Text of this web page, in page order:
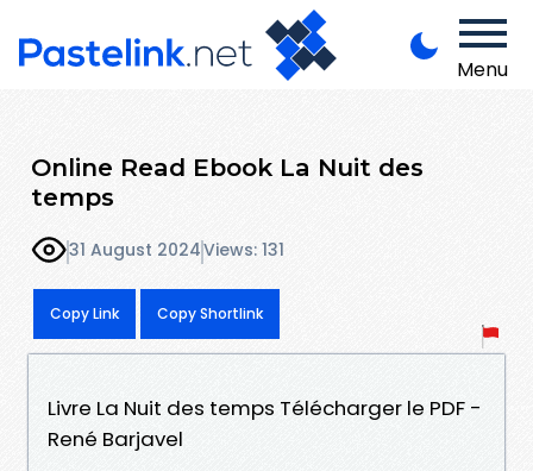
Menu
Online Read Ebook La Nuit des
temps
31 August 2024Views: 131
Copy Link Copy Shortlink
Livre La Nuit des temps Télécharger le PDF -
René Barjavel